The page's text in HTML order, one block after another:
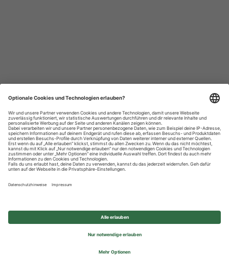
Datenschutzhinweise
Impressum
Privatsphäre-Einstellungen
© 2026 REWE Group - All rights reserved